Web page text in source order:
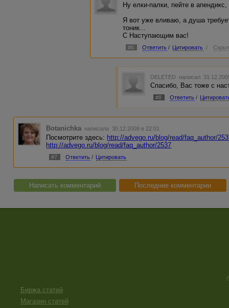
Ну елки-палки, пейте в
Я вот уже вливаю, а душа
тоник...
С Наступающим вас!
#6 Ответить / Цитировать /
DELETED написал
Спасибо, Вас тоже с
#8 Ответить /
Botanichka написала 30.12.2009 в 22:01
Посмотрите здесь: http://advego.ru/blog/read/faq_author/
http://advego.ru/blog/read/faq_author/2537
#7 Ответить / Цитировать
Написать комментарий Последние комментарии
Биржа статей
Магазин статей